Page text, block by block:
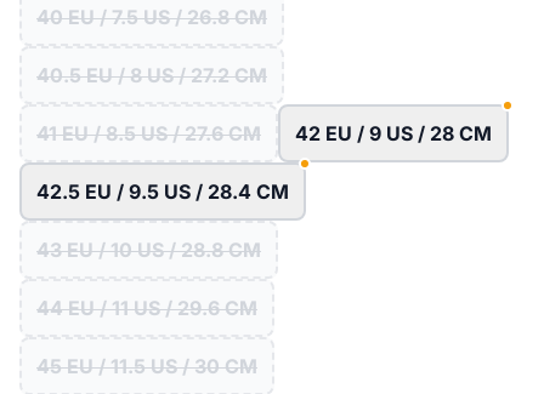
40 EU / 7.5 US / 26.8 CM
40.5 EU / 8 US / 27.2 CM
41 EU / 8.5 US / 27.6 CM 42 EU / 9 US / 28 CM
42.5 EU / 9.5 US / 28.4 CM
43 EU / 10 US / 28.8 CM
44 EU / 11 US / 29.6 CM
45 EU / 11.5 US / 30 CM